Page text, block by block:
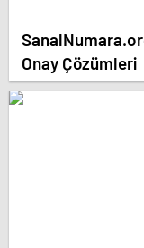
Onay Çözümleri